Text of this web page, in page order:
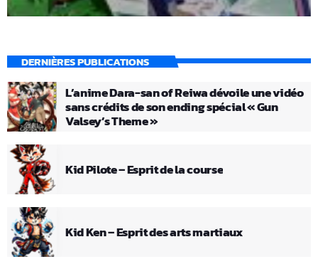
DERNIÈRES PUBLICATIONS
L’anime Dara-san of Reiwa dévoile une vidéo
sans crédits de son ending spécial « Gun
Valsey’s Theme »
Kid Pilote – Esprit de la course
Kid Ken – Esprit des arts martiaux